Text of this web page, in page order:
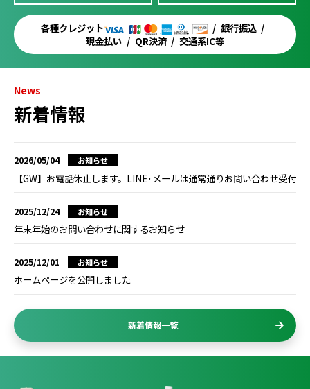
各種クレジット
銀行振込
現金払い
QR決済 交通系IC等
News
新着情報
2026/05/04 お知らせ
【GW】お電話休止します。LINE･メールは通常通りお問い合わせ受付
2025/12/24 お知らせ
年末年始のお問い合わせに関するお知らせ
2025/12/01 お知らせ
ホームページを公開しました
新着情報一覧